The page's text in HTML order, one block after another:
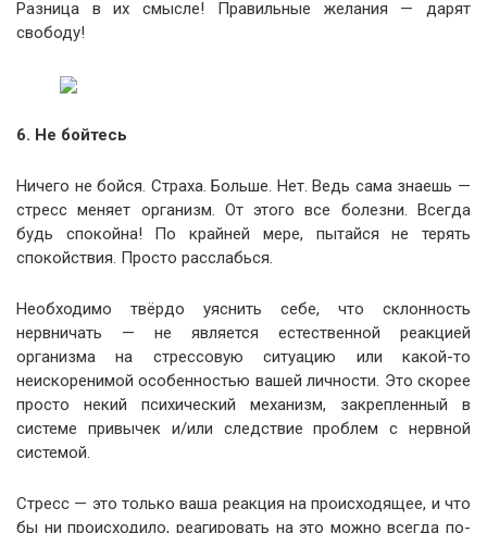
Разница в их смысле! Правильные желания — дарят
свободу!
6. Не бойтесь
Ничего не бойся. Страха. Больше. Нет. Ведь сама знаешь —
стресс меняет организм. От этого все болезни. Всегда
будь спокойна! По крайней мере, пытайся не терять
спокойствия. Просто расслабься.
Необходимо твёрдо уяснить себе, что склонность
нервничать — не является естественной реакцией
организма на стрессовую ситуацию или какой-то
неискоренимой особенностью вашей личности. Это скорее
просто некий психический механизм, закрепленный в
системе привычек и/или следствие проблем с нервной
системой.
Стресс — это только ваша реакция на происходящее, и что
бы ни происходило, реагировать на это можно всегда по-